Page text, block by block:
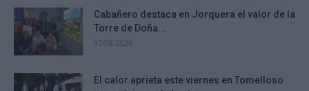
Cabañero destaca en Jorquera el valor de la
Torre de Doña...
07/08/2026
El calor aprieta este viernes en Tomelloso